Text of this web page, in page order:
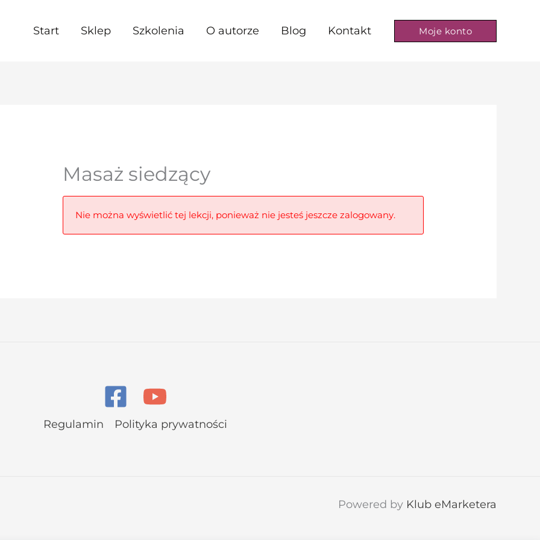
Start Sklep Szkolenia O autorze Blog Kontakt Moje konto
Masaż siedzący
Nie można wyświetlić tej lekcji, ponieważ nie jesteś jeszcze zalogowany.
Regulamin Polityka prywatności
Powered by Klub eMarketera